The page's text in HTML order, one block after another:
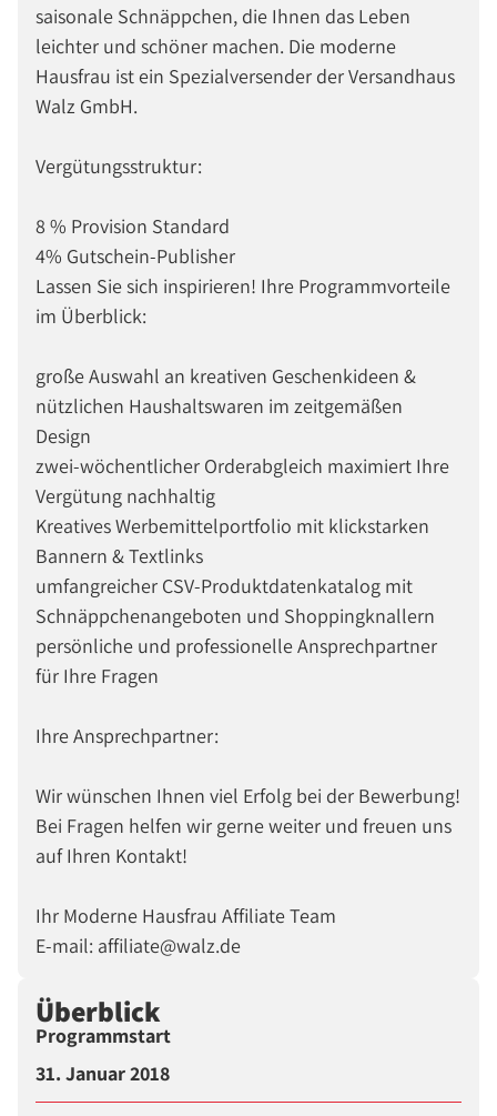
saisonale Schnäppchen, die Ihnen das Leben
leichter und schöner machen. Die moderne
Hausfrau ist ein Spezialversender der Versandhaus
Walz GmbH.
Vergütungsstruktur:
8 % Provision Standard
4% Gutschein-Publisher
Lassen Sie sich inspirieren! Ihre Programmvorteile
im Überblick:
große Auswahl an kreativen Geschenkideen &
nützlichen Haushaltswaren im zeitgemäßen
Design
zwei-wöchentlicher Orderabgleich maximiert Ihre
Vergütung nachhaltig
Kreatives Werbemittelportfolio mit klickstarken
Bannern & Textlinks
umfangreicher CSV-Produktdatenkatalog mit
Schnäppchenangeboten und Shoppingknallern
persönliche und professionelle Ansprechpartner
für Ihre Fragen
Ihre Ansprechpartner:
Wir wünschen Ihnen viel Erfolg bei der Bewerbung!
Bei Fragen helfen wir gerne weiter und freuen uns
auf Ihren Kontakt!
Ihr Moderne Hausfrau Affiliate Team
E-mail: affiliate@walz.de
Überblick
Programmstart
31. Januar 2018